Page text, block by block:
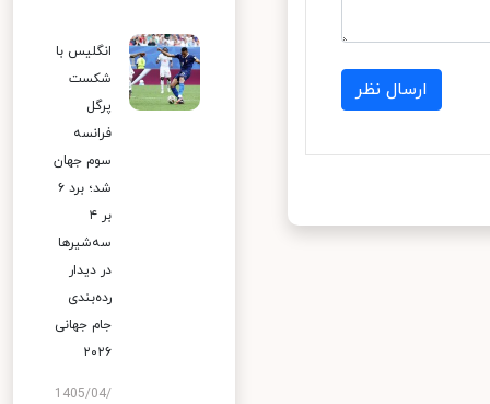
ارسال نظر
انگلیس با
شکست
پرگل
فرانسه
سوم جهان
شد؛ برد ۶
بر ۴
سه‌شیرها
در دیدار
رده‌بندی
جام جهانی
۲۰۲۶
1405/04/